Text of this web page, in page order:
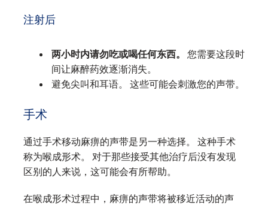
注射后
两小时内请勿吃或喝任何东西。
您需要这段时
间让麻醉药效逐渐消失。
避免尖叫和耳语。 这些可能会刺激您的声带。
手术
通过手术移动麻痹的声带是另一种选择。 这种手术
称为喉成形术。 对于那些接受其他治疗后没有发现
区别的人来说，这可能会有所帮助。
在喉成形术过程中，麻痹的声带将被移近活动的声